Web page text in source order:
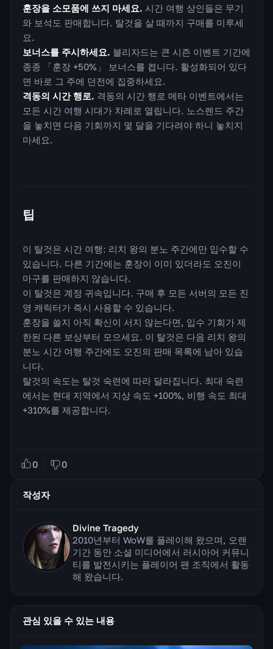
훈장을 소모품에 쓰지 마세요. 시간 여행 상인들은 무기
와 보석도 판매합니다. 탈것을 살 때까지 구매를 미루세
요.
보너스를 주시하세요. 블리자드는 큰 시즌 이벤트 기간에
종종 「훈장 +50%」 보너스를 켭니다. 활성화되어 있다
면 바로 그 주에 던전에 집중하세요.
격동의 시간 행로. 격동의 시간 행로 메타 이벤트에서는
모든 시간 여행 시대가 차례로 열립니다. 노스렌드 주간
을 놓치면 다음 기회까지 몇 달을 기다려야 하니 놓치지
마세요.
팁
이 탈것은 시간 여행: 리치 왕의 분노 주간에만 입수할 수
있습니다. 다른 기간에는 훈장이 이미 있더라도 오진이
마구를 판매하지 않습니다.
이 탈것은 계정 귀속입니다. 구매 후 모든 서버의 모든 진
영 캐릭터가 즉시 사용할 수 있습니다.
훈장을 쓸지 아직 확신이 서지 않는다면, 입수 기회가 제
한된 다른 보상부터 모으세요. 이 탈것은 다음 리치 왕의
분노 시간 여행 주간에도 오진의 판매 목록에 남아 있습
니다.
탈것의 속도는 탈것 숙련에 따라 달라집니다. 최대 숙련
에서는 현대 지역에서 지상 속도 +100%, 비행 속도 최대
+310%를 제공합니다.
0 0
작성자
Divine Tragedy
2010년부터 WoW를 플레이해 왔으며, 오랜
기간 동안 소셜 미디어에서 러시아어 커뮤니
티를 발전시키는 플레이어 팬 조직에서 활동
해 왔습니다.
관심 있을 수 있는 내용